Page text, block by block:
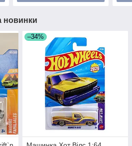
новинки
–34%